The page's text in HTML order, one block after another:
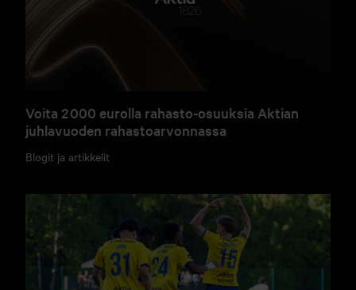
Voita 2 000 eurolla rahasto-osuuksia Aktian
juhlavuoden rahastoarvonnassa
Blogit ja artikkelit